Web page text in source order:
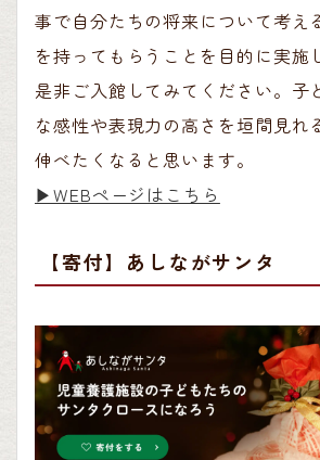
事で自分たちの将来について考え
を持ってもらうことを目的に実施
是非ご入館してみてください。子
な感性や表現力の高さを垣間見れ
伸べたくなると思います。
▶︎WEBページはこちら
【寄付】あしながサンタ